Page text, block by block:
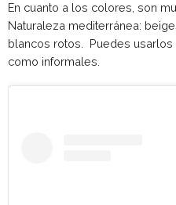
En cuanto a los colores, son
Naturaleza mediterránea:
blancos rotos. Puedes
como informales.